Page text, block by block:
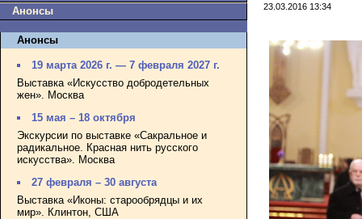
Анонсы
Анонсы
19 марта 2026 г. — 7 февраля 2027 г.
Выставка «Искусство добродетельных
жен». Москва
15 мая – 18 октября
Экскурсии по выставке «Сакральное и
радикальное. Красная нить русского
искусства». Москва
27 февраля – 30 августа
Выставка «Иконы: старообрядцы и их
мир». Клинтон, США
23.03.2016 13:34